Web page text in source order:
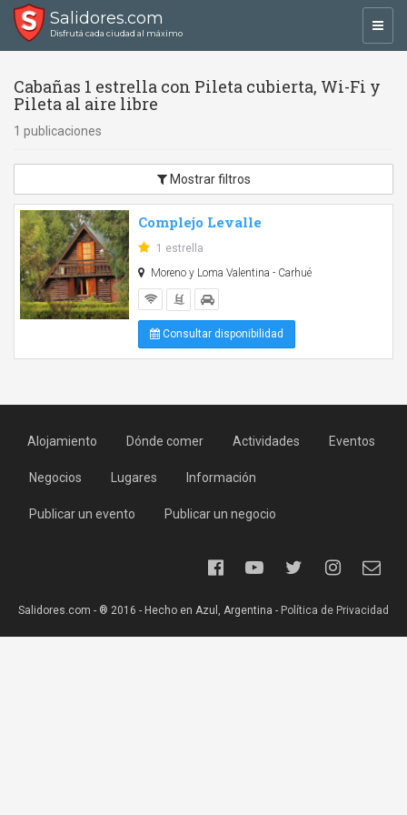
Salidores.com
Disfrutá cada ciudad al máximo
Cabañas 1 estrella con Pileta cubierta, Wi-Fi y
Pileta al aire libre
1 publicaciones
Mostrar filtros
Complejo Levalle
1 estrella
Moreno y Loma Valentina - Carhué
Consultar disponibilidad
Alojamiento Dónde comer Actividades Eventos
Negocios Lugares Información
Publicar un evento Publicar un negocio
Salidores.com - ® 2016 - Hecho en Azul, Argentina - Política de Privacidad